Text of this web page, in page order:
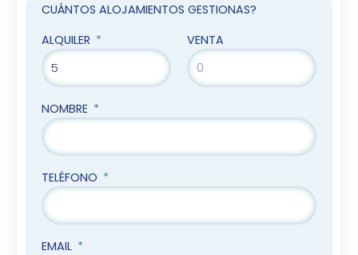
CUÁNTOS ALOJAMIENTOS GESTIONAS?
ALQUILER
VENTA
NOMBRE
TELÉFONO
EMAIL